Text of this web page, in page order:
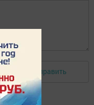
Отправить